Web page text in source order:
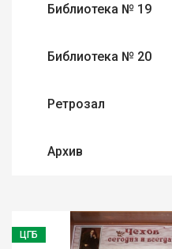
Библиотека № 19
Библиотека № 20
Ретрозал
Архив
ЦГБ